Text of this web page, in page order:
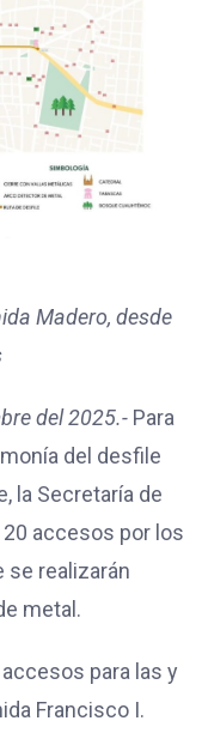
Madero, desde
del 2025.- Para
del desfile
la Secretaría de
20 accesos por los
se realizarán
metal.
para las y
Francisco I.